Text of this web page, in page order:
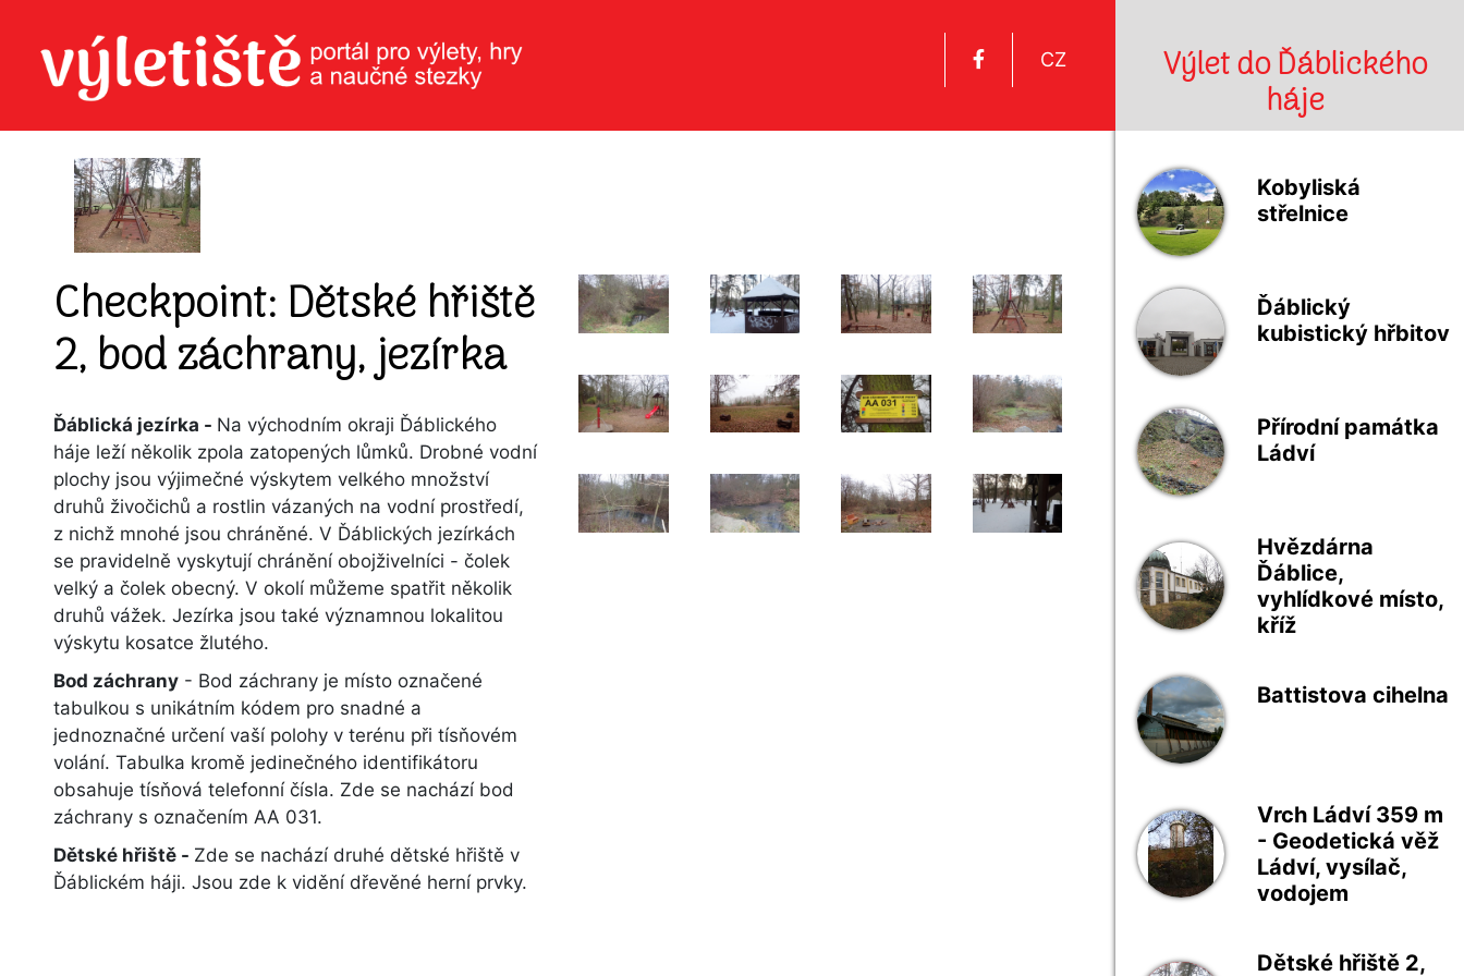
CZ Výlet do Ďáblického
háje
Kobyliská
střelnice
Ďáblický
kubistický hřbitov
Přírodní památka
Ládví
Hvězdárna
Ďáblice,
vyhlídkové místo,
kříž
Battistova cihelna
Vrch Ládví 359 m
- Geodetická věž
Ládví, vysílač,
vodojem
Dětské hřiště 2,
Checkpoint: Dětské hřiště
2, bod záchrany, jezírka
Ďáblická jezírka - Na východním okraji Ďáblického
háje leží několik zpola zatopených lůmků. Drobné vodní
plochy jsou výjimečné výskytem velkého množství
druhů živočichů a rostlin vázaných na vodní prostředí,
z nichž mnohé jsou chráněné. V Ďáblických jezírkách
se pravidelně vyskytují chránění obojživelníci - čolek
velký a čolek obecný. V okolí můžeme spatřit několik
druhů vážek. Jezírka jsou také významnou lokalitou
výskytu kosatce žlutého.
Bod záchrany - Bod záchrany je místo označené
tabulkou s unikátním kódem pro snadné a
jednoznačné určení vaší polohy v terénu při tísňovém
volání. Tabulka kromě jedinečného identifikátoru
obsahuje tísňová telefonní čísla. Zde se nachází bod
záchrany s označením AA 031.
Dětské hřiště - Zde se nachází druhé dětské hřiště v
Ďáblickém háji. Jsou zde k vidění dřevěné herní prvky.